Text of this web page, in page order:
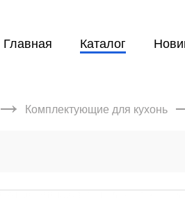
Главная Каталог
→ Комплектующие для кухонь